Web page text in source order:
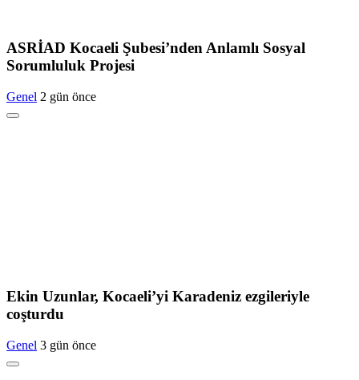
ASRİAD Kocaeli Şubesi’nden Anlamlı Sosyal
Sorumluluk Projesi
Genel 2 gün önce
Ekin Uzunlar, Kocaeli’yi Karadeniz ezgileriyle
coşturdu
Genel 3 gün önce